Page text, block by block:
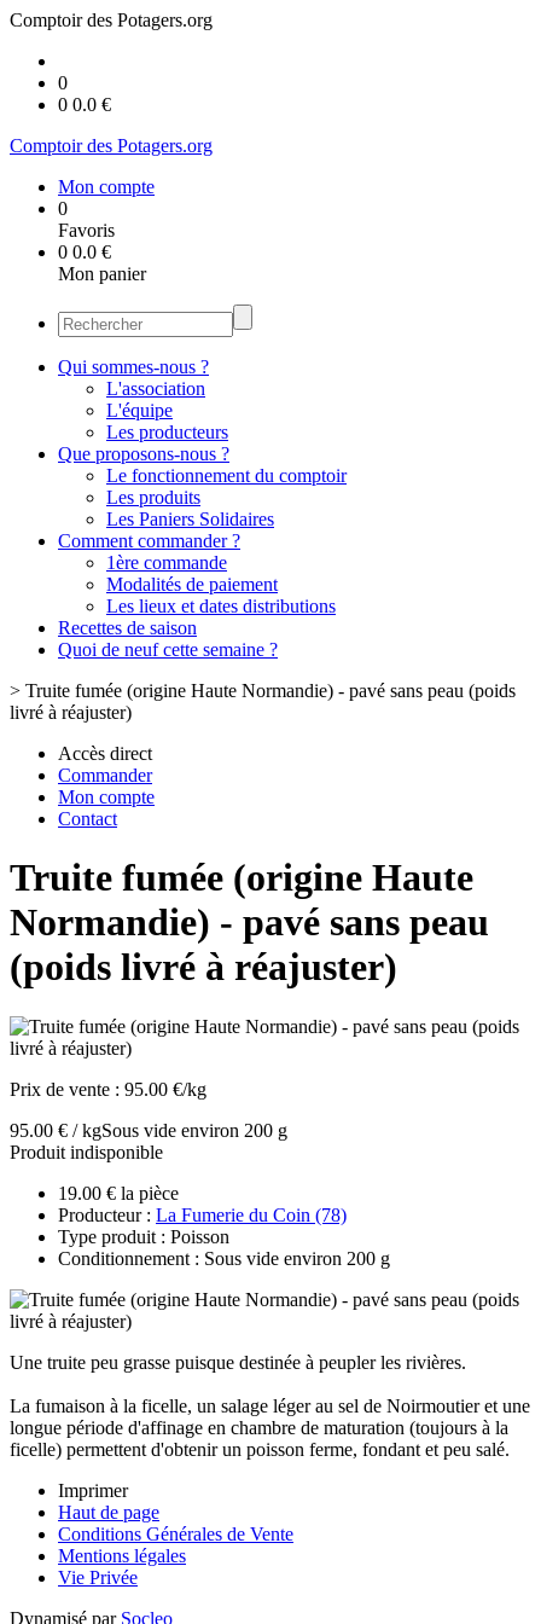
Comptoir des Potagers.org
0
0 0.0 €
Comptoir des Potagers.org
Mon compte
0
Favoris
0 0.0 €
Mon panier
Qui sommes-nous ?
L'association
L'équipe
Les producteurs
Que proposons-nous ?
Le fonctionnement du comptoir
Les produits
Les Paniers Solidaires
Comment commander ?
1ère commande
Modalités de paiement
Les lieux et dates distributions
Recettes de saison
Quoi de neuf cette semaine ?
> Truite fumée (origine Haute Normandie) - pavé sans peau (poids
livré à réajuster)
Accès direct
Commander
Mon compte
Contact
Truite fumée (origine Haute
Normandie) - pavé sans peau
(poids livré à réajuster)
Prix de vente : 95.00 €/kg
95.00 € / kgSous vide environ 200 g
Produit indisponible
19.00 € la pièce
Producteur : La Fumerie du Coin (78)
Type produit : Poisson
Conditionnement : Sous vide environ 200 g
Une truite peu grasse puisque destinée à peupler les rivières.
La fumaison à la ficelle, un salage léger au sel de Noirmoutier et une
longue période d'affinage en chambre de maturation (toujours à la
ficelle) permettent d'obtenir un poisson ferme, fondant et peu salé.
Imprimer
Haut de page
Conditions Générales de Vente
Mentions légales
Vie Privée
Dynamisé par Socleo